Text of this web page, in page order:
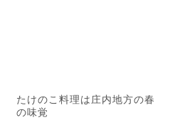
たけのこ料理は庄内地方の春
の味覚